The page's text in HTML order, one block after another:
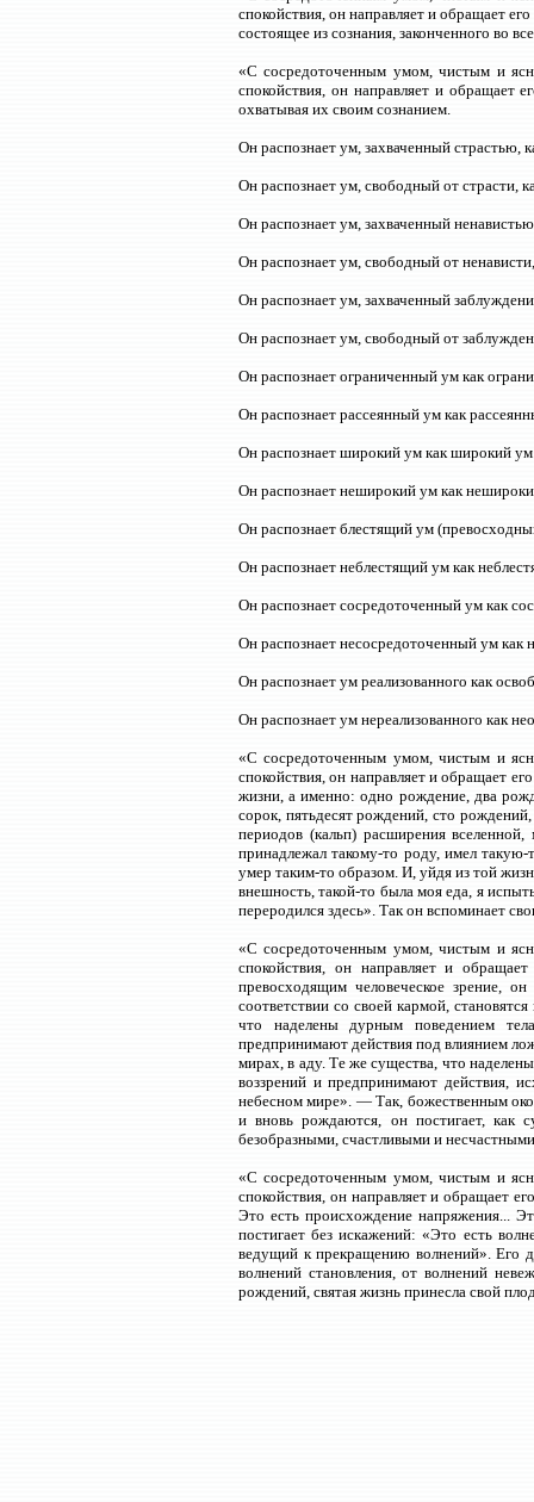
спокойствия, он направляет и обращает
состоящее из сознания, законченного во
«С сосредоточенным умом, чистым и
спокойствия, он направляет и обращает
охватывая их своим сознанием.
Он распознает ум, захваченный страстью,
Он распознает ум, свободный от страсти,
Он распознает ум, захваченный
Он распознает ум, свободный от
Он распознает ум, захваченный
Он распознает ум, свободный от
Он распознает ограниченный ум как
Он распознает рассеянный ум как
Он распознает широкий ум как широкий
Он распознает неширокий ум как
Он распознает блестящий ум
Он распознает неблестящий ум как
Он распознает сосредоточенный ум как
Он распознает несосредоточенный ум как
Он распознает ум реализованного как
Он распознает ум нереализованного как
«С сосредоточенным умом, чистым и
спокойствия, он направляет и обращает
жизни, а именно: одно рождение, два
сорок, пятьдесят рождений, сто
периодов (кальп) расширения
принадлежал такому-то роду, имел
умер таким-то образом. И, уйдя из той
внешность, такой-то была моя еда, я
переродился здесь». Так он вспоминает
«С сосредоточенным умом, чистым и
спокойствия, он направляет и
превосходящим человеческое зрение,
соответствии со своей кармой,
что наделены дурным поведением
предпринимают действия под влиянием
мирах, в аду. Те же существа, что
воззрений и предпринимают действия,
небесном мире». — Так, божественным
и вновь рождаются, он постигает, как
безобразными, счастливыми и
«С сосредоточенным умом, чистым и
спокойствия, он направляет и обращает
Это есть происхождение напряжения...
постигает без искажений: «Это есть
ведущий к прекращению волнений». Его
волнений становления, от волнений
рождений, святая жизнь принесла свой